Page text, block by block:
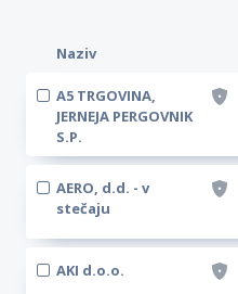
Naziv
A5 TRGOVINA,
JERNEJA PERGOVNIK
S.P.
AERO, d.d. - v
stečaju
AKI d.o.o.